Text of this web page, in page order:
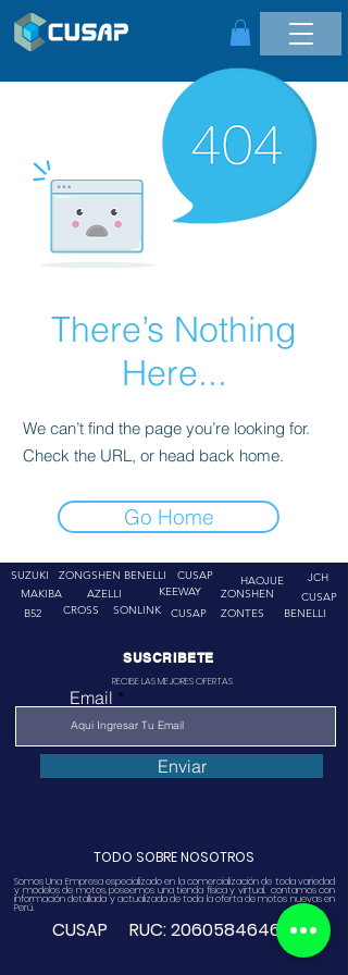
There’s Nothing
Here...
We can’t find the page you’re looking for.
Check the URL, or head back home.
Go Home
SUZUKI
ZONGSHEN
MAKIBA
AZELLI
BENELLI
CUSAP
KEEWAY
B52
CROSS SONLINK CUSAP
HAOJUE
JCH
ZONSHEN
ZONTES
CUSAP
BENELLI
SUSCRIBETE
RECIBE LAS MEJORES OFERTAS
Email
Enviar
TODO SOBRE NOSOTROS
Somos Una Empresa especializado en la comercialización de toda variedad
y modelos de motos, poseemos una tienda física y virtual. contamos con
información detallada y actualizada de toda la oferta de motos nuevas en
Perú.
CUSAP RUC:20605846468